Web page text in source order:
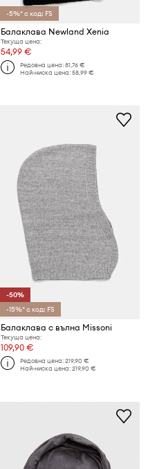
-5%* с код: FS
Балаклава Newland Xenia
Текуща цена:
54,99 €
Редовна цена:81,76 €
Най-ниска цена:58,99 €
-50%
-15%* с код: FS
Балаклава с вълна Missoni
Текуща цена:
109,90 €
Редовна цена:219,90 €
Най-ниска цена:219,90 €